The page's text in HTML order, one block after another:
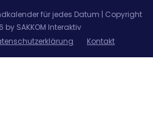
für jedes Datum | Copyright
by SAKKOM Interaktiv
Kontakt